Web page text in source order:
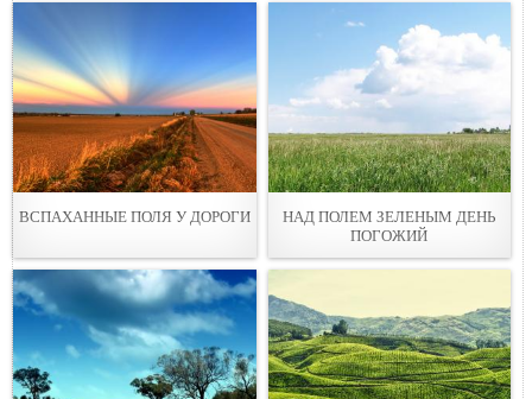
ВСПАХАННЫЕ ПОЛЯ У ДОРОГИ
НАД ПОЛЕМ ЗЕЛЕНЫМ ДЕНЬ
ПОГОЖИЙ